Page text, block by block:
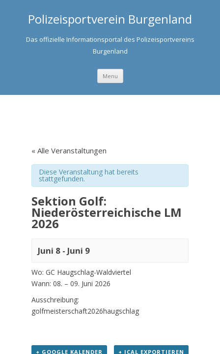
Polizeisportverein Burgenland
Das offizielle Informationsportal des Polizeisportvereins
Burgenland
Menu Skip to content
« Alle Veranstaltungen
Diese Veranstaltung hat bereits
stattgefunden.
Sektion Golf:
Niederösterreichische LM
2026
Juni 8 - Juni 9
Wo: GC Haugschlag-Waldviertel
Wann: 08. – 09. Juni 2026
Ausschreibung:
golfmeisterschaft2026haugschlag
+ GOOGLE KALENDER + ICAL EXPORTIEREN